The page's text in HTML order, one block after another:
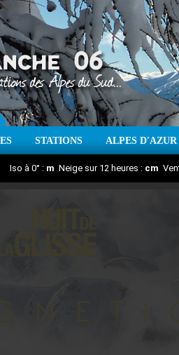
STATIONS ALPES D'AZUR
Iso à 0° : m Neige sur 12 heures : cm